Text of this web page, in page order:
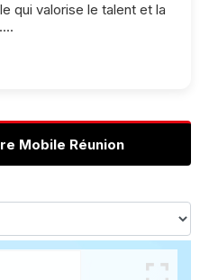
qui valorise le talent et la
Mobile Réunion